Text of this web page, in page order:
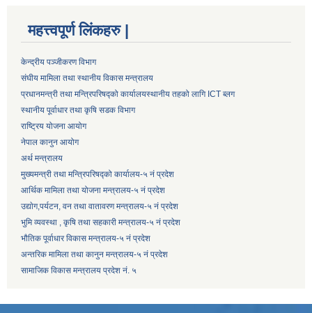
महत्त्वपूर्ण लिंकहरु |
केन्द्रीय पञ्जीकरण विभाग
संघीय मामिला तथा स्थानीय विकास मन्त्रालय
प्रधानमन्त्री तथा मन्त्रिपरिषद्को कार्यालयस्थानीय तहको लागि ICT ब्लग
स्थानीय पूर्वाधार तथा कृषि सडक विभाग
राष्ट्रिय योजना आयोग
नेपाल कानुन आयोग
अर्थ मन्त्रालय
मुख्यमन्त्री तथा मन्त्रिपरिषद्को कार्यालय-५ नं प्रदेश
आर्थिक मामिला तथा योजना मन्त्रालय-५ नं प्रदेश
उद्याेग,पर्यटन, वन तथा वातावरण मन्त्रालय-५ नं प्रदेश
भुमि व्यवस्था , कृषि तथा सहकारी मन्त्रालय-५ नं प्रदेश
भौतिक पूर्वाधार विकास मन्त्रालय-५ नं प्रदेश
अन्तरिक मामिला तथा कानुन मन्त्रालय-५ नं प्रदेश
सामाजिक विकास मन्त्रालय प्रदेश नं. ५